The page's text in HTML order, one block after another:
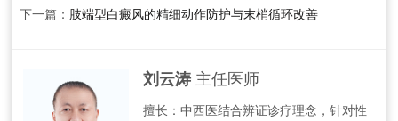
下一篇： 肢端型白癜风的精细动作防护与末梢循环改善
刘云涛 主任医师
擅长：中西医结合辨证诊疗理念，针对性